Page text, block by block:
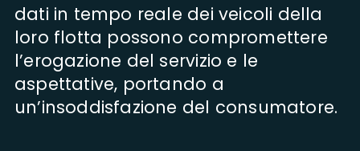
dati in tempo reale dei veicoli della
loro flotta possono compromettere
l’erogazione del servizio e le
aspettative, portando a
un’insoddisfazione del consumatore.